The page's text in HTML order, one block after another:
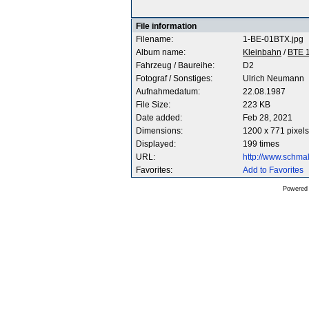
File information
Filename:
1-BE-01BTX.jpg
Album name:
Kleinbahn / BTE
Fahrzeug / Baureihe:
D2
Fotograf / Sonstiges:
Ulrich Neumann
Aufnahmedatum:
22.08.1987
File Size:
223 KB
Date added:
Feb 28, 2021
Dimensions:
1200 x 771 pixels
Displayed:
199 times
URL:
http://
Favorites:
Add to Favorites